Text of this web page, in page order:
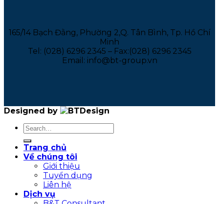
165/14 Bạch Đằng, Phường 2,Q. Tân Bình, Tp. Hồ Chí
Minh
Tel: (028) 6296 2345 – Fax:(028) 6296 2345
Email: info@bt-group.vn
Designed by
Trang chủ
Về chúng tôi
Giới thiệu
Tuyển dụng
Liên hệ
Dịch vụ